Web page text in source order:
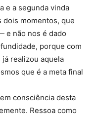
e a segunda vinda
dois momentos, que
e não nos é dado
porque com
realizou aquela
que é a meta final
consciência desta
Ressoa como